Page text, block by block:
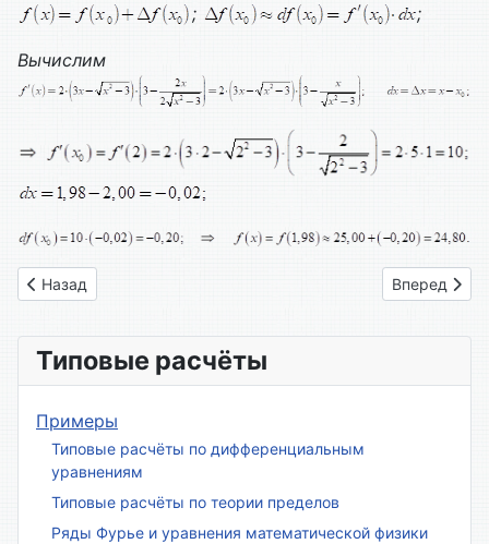
; ;
Вычислим
Предыдущий: Вариант № 18
Назад Следующий:
Вперед
Типовые расчёты
Примеры
Типовые расчёты по дифференциальным
уравнениям
Типовые расчёты по теории пределов
Ряды Фурье и уравнения математической физики